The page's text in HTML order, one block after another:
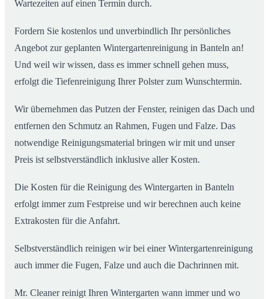
Wartezeiten auf einen Termin durch.
Fordern Sie kostenlos und unverbindlich Ihr persönliches
Angebot zur geplanten Wintergartenreinigung in Banteln an!
Und weil wir wissen, dass es immer schnell gehen muss,
erfolgt die Tiefenreinigung Ihrer Polster zum Wunschtermin.
Wir übernehmen das Putzen der Fenster, reinigen das Dach und
entfernen den Schmutz an Rahmen, Fugen und Falze. Das
notwendige Reinigungsmaterial bringen wir mit und unser
Preis ist selbstverständlich inklusive aller Kosten.
Die Kosten für die Reinigung des Wintergarten in Banteln
erfolgt immer zum Festpreise und wir berechnen auch keine
Extrakosten für die Anfahrt.
Selbstverständlich reinigen wir bei einer Wintergartenreinigung
auch immer die Fugen, Falze und auch die Dachrinnen mit.
Mr. Cleaner reinigt Ihren Wintergarten wann immer und wo